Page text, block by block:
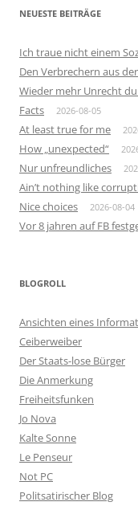
NEUESTE BEITRÄGE
Ich traue nicht einem
Den Verbrechern aus
Wieder mehr Unrecht
Facts 2026-08-05
At least true for me
How „unexpected“
Nur unfreundliches
Ain’t nothing like
Nice choices 2026-08-04
Vor 8 jahren auf FB
BLOGROLL
Ansichten eines
Ceiberweiber
Der Staats-lose Bürger
Die Anmerkung
Freiheitsfunken
Jo Nova
Kalte Sonne
Le Penseur
Not PC
Politsatirischer Blog